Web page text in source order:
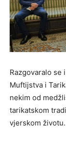
Razgovaralo se
Muftijstva i
nekim od
tarikatskom
vjerskom životu.